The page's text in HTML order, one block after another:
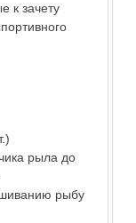
к зачету
рыла до
рыбу